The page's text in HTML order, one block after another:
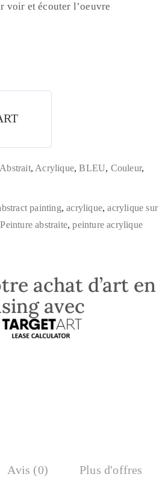
voir et écouter l’oeuvre
Abstrait, Acrylique,BLEU, Couleur,
painting,acrylique,acrylique sur
Peinture abstraite,peinture acrylique
achat d’art en
avec
Avis (0) Plus d'offres